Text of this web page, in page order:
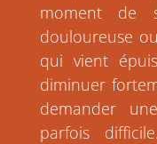
moment de
douloureuse
qui vient
diminuer
demander
parfois